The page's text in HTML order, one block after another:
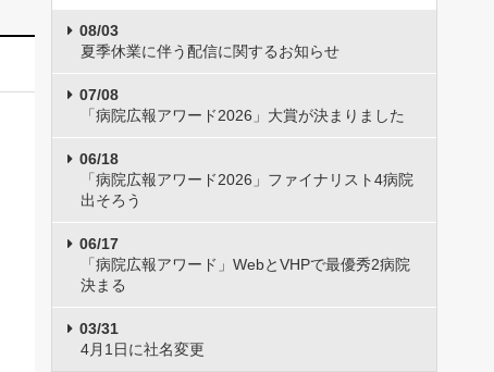
08/03
夏季休業に伴う配信に関するお知らせ
07/08
「病院広報アワード2026」大賞が決まりました
06/18
「病院広報アワード2026」ファイナリスト4病院
出そろう
06/17
「病院広報アワード」WebとVHPで最優秀2病院
決まる
03/31
4月1日に社名変更